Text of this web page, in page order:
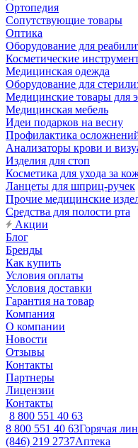
Ортопедия
Сопутствующие товары
Оптика
Оборудование для
Косметические
Медицинская одежда
Оборудование для
Медицинские товары для
Медицинская мебель
Идеи подарков на весну
Профилактика
Анализаторы крови и
Изделия для стоп
Косметика для ухода за
Ланцеты для шприц-ручек
Прочие медицинские
Средства для полости рта
Акции
Блог
Бренды
Как купить
Условия оплаты
Условия доставки
Гарантия на товар
Компания
О компании
Новости
Отзывы
Контакты
Партнеры
Лицензии
Контакты
8 800 551 40 63
8 800 551 40 63Горячая
(846) 219 2737Аптека